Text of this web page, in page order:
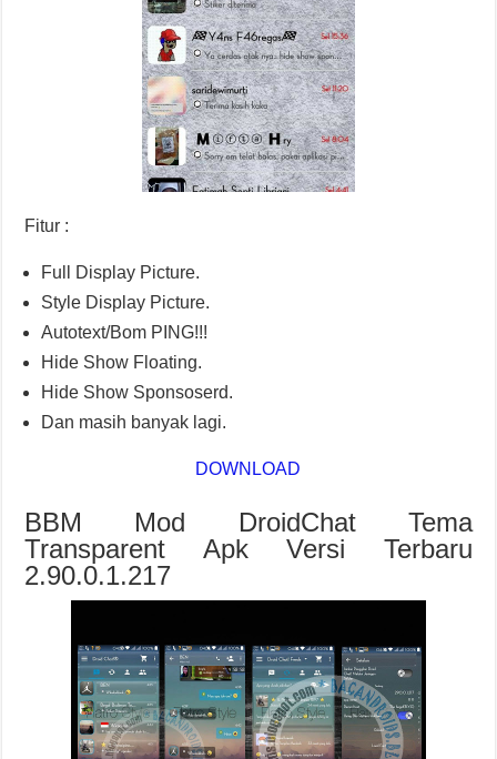
Fitur :
Full Display Picture.
Style Display Picture.
Autotext/Bom PING!!!
Hide Show Floating.
Hide Show Sponsoserd.
Dan masih banyak lagi.
DOWNLOAD
BBM Mod DroidChat Tema
Transparent Apk Versi Terbaru
2.90.0.1.217